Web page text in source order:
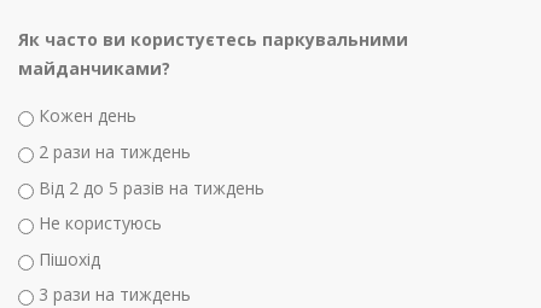
Як часто ви користуєтесь паркувальними
майданчиками?
Варіанти
Кожен день
2 рази на тиждень
Від 2 до 5 разів на тиждень
Не користуюсь
Пішохід
3 рази на тиждень